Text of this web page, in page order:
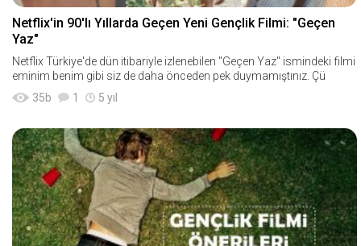
Netflix'in 90'lı Yıllarda Geçen Yeni Gençlik Filmi: "Geçen
Yaz"
Netflix Türkiye'de dün itibariyle izlenebilen "Geçen Yaz" ismindeki filmi
eminim benim gibi siz de daha önceden pek duymamıştınız. Çü
35b 1 5 yıl